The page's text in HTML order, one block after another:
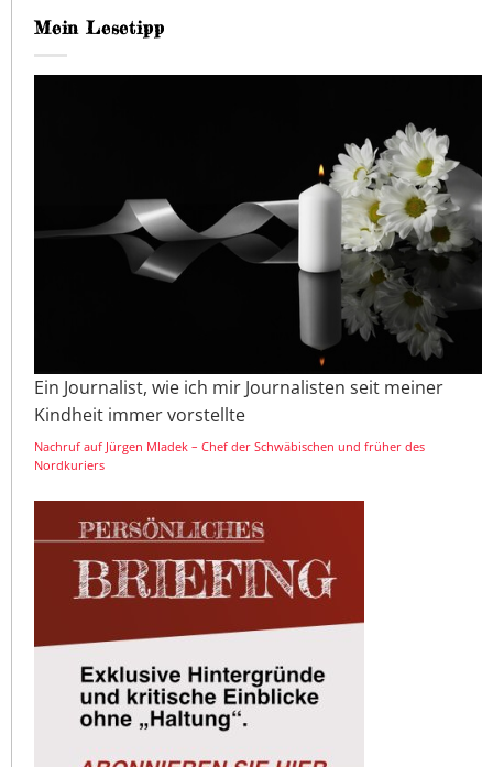
Mein Lesetipp
Ein Journalist, wie ich mir Journalisten seit meiner
Kindheit immer vorstellte
Nachruf auf Jürgen Mladek – Chef der Schwäbischen und früher des
Nordkuriers